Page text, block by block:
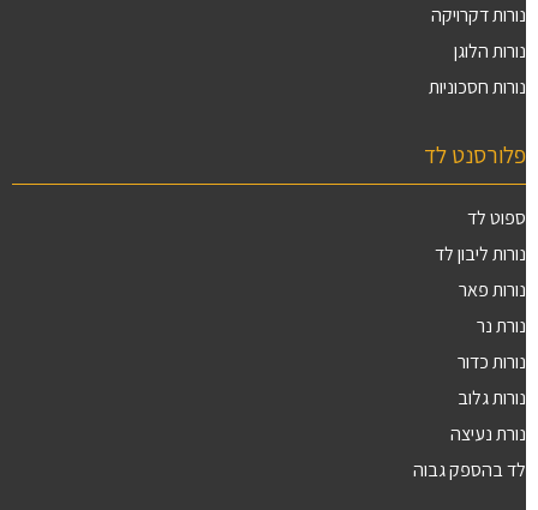
נורות דקרויקה
נורות הלוגן
נורות חסכוניות
פלורסנט לד
ספוט לד
נורות ליבון לד
נורות פאר
נורת נר
נורות כדור
נורות גלוב
נורת נעיצה
לד בהספק גבוה